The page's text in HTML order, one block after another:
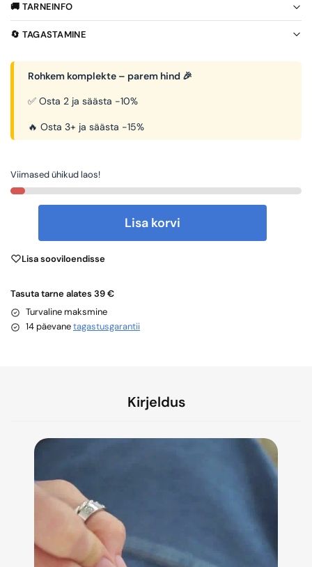
🚚 TARNEINFO
🔄 TAGASTAMINE
Rohkem komplekte – parem hind 🎉
✅ Osta 2 ja säästa -10%
🔥 Osta 3+ ja säästa -15%
Viimased ühikud laos!
Lisa korvi
Lisa sooviloendisse
Tasuta tarne alates 39 €
Turvaline maksmine
14 päevanetagastusgarantii
Kirjeldus